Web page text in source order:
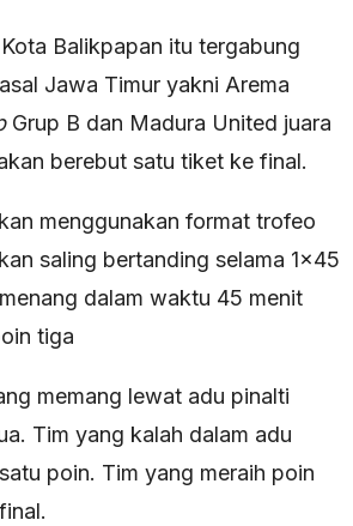
Balikpapan itu tergabung
Jawa Timur yakni Arema
Grup B dan Madura United juara
berebut satu tiket ke final.
menggunakan format trofeo
saling bertanding selama 1×45
dalam waktu 45 menit
tiga
memang lewat adu pinalti
Tim yang kalah dalam adu
poin. Tim yang meraih poin